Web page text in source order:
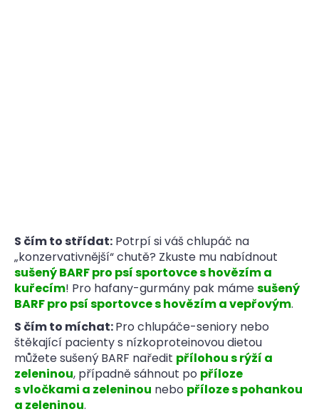
S čím to střídat: Potrpí si váš chlupáč na
„konzervativnější“ chutě? Zkuste mu nabídnout
sušený BARF pro psí sportovce s hovězím a
kuřecím! Pro hafany-gurmány pak mámesušený
BARF pro psí sportovce s hovězím a vepřovým.
S čím to míchat:Pro chlupáče-seniory nebo
štěkající pacienty s nízkoproteinovou dietou
můžete sušený BARF naředit přílohou s rýží a
zeleninou, případně sáhnout po příloze
s vločkami a zeleninou nebo příloze s pohankou
a zeleninou.